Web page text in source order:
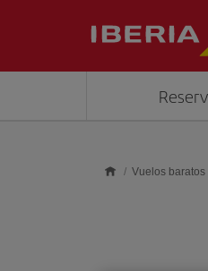
Vuelos baratos